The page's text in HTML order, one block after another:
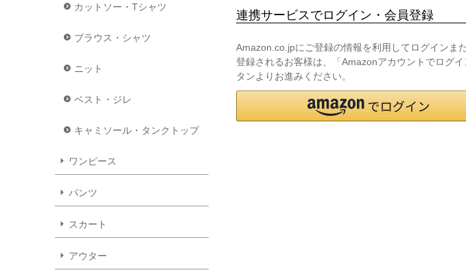
カットソー・Tシャツ
ブラウス・シャツ
ニット
ベスト・ジレ
キャミソール・タンクトップ
ワンピース
パンツ
スカート
アウター
連携サービスでログイン・会員登録
Amazon.co.jpにご登録の情報を利用してログインま
登録されるお客様は、「Amazonアカウントでログイ
タンよりお進みください。